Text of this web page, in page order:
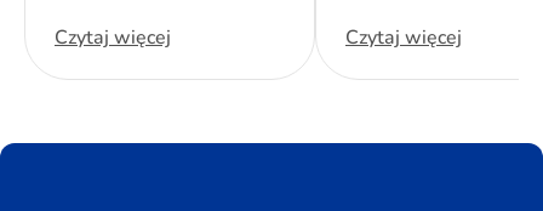
Czytaj więcej Czytaj więcej